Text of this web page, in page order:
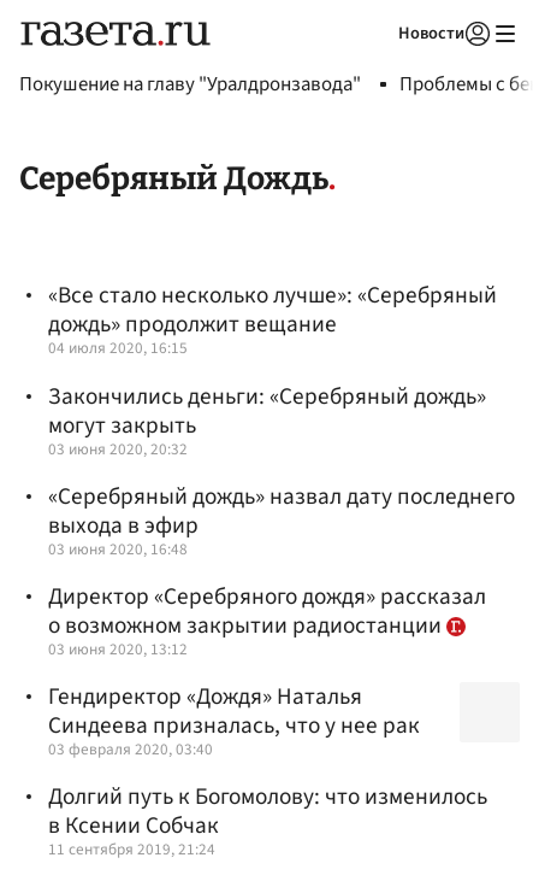
Новости
Покушение на главу "Уралдронзавода" Проблемы с
Серебряный Дождь
«Все стало несколько лучше»: «Серебряный
дождь» продолжит вещание
04 июля 2020, 16:15
Закончились деньги: «Серебряный дождь»
могут закрыть
03 июня 2020, 20:32
«Серебряный дождь» назвал дату последнего
выхода в эфир
03 июня 2020, 16:48
Директор «Серебряного дождя» рассказал
о возможном закрытии радиостанции
03 июня 2020, 13:12
Гендиректор «Дождя» Наталья
Синдеева призналась, что у нее рак
03 февраля 2020, 03:40
Долгий путь к Богомолову: что изменилось
в Ксении Собчак
11 сентября 2019, 21:24